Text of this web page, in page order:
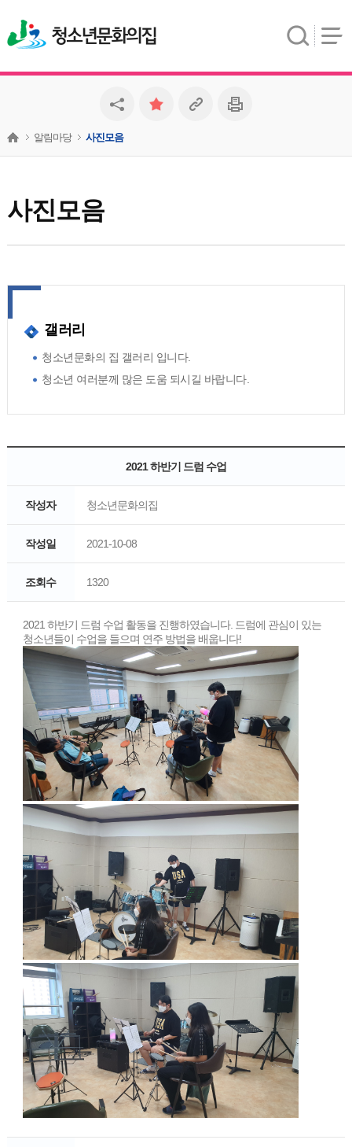
청소년문화의집
사진모음
알림마당 사진모음
갤러리
청소년문화의 집 갤러리 입니다.
청소년 여러분께 많은 도움 되시길 바랍니다.
2021 하반기 드럼 수업
작성자 청소년문화의집
작성일 2021-10-08
조회수 1320
2021 하반기 드럼 수업 활동을 진행하였습니다. 드럼에 관심이 있는
청소년들이 수업을 들으며 연주 방법을 배웁니다!